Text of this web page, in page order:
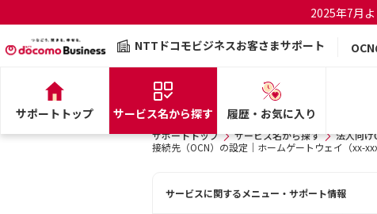
2025年7月
NTTドコモビジネスお客さまサポート
サポートトップ サービス名から探す 履歴・お気に入り
サポートトップ サービス名から探す 法人向け
接続先（OCN）の設定｜ホームゲートウェイ（xx-
サービスに関するメニュー・サポート情報